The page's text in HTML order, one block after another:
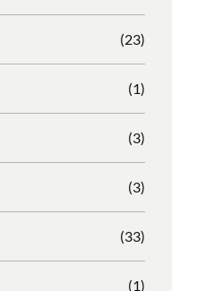
(23)
(1)
(3)
(3)
(33)
(1)